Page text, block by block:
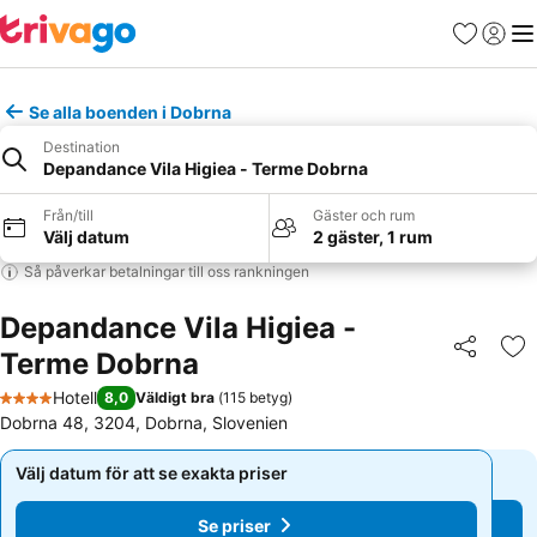
Favoriter
Logga
Se alla boenden i Dobrna
Destination
Depandance Vila Higiea - Terme Dobrna
Från/till
Välj datum
Gäster och rum
2 gäster, 1 rum
Så påverkar betalningar till oss rankningen
Depandance Vila Higiea -
Terme Dobrna
Dela
4 Stjärnor
Hotell 8,0 Väldigt bra (115 betyg)
Dobrna 48, 3204, Dobrna, Slovenien
Välj datum för att se exakta priser
Se priser
Välj datum för att se exakta priser
Se priser